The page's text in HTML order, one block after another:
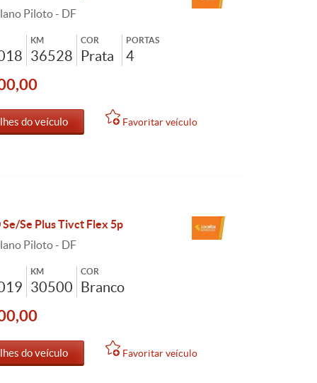
Piloto - DF
KM
36528
COR
Prata
PORTAS
4
do veículo Favoritar veículo
Se/Se Plus Tivct Flex 5p
Piloto - DF
KM
30500
COR
Branco
do veículo Favoritar veículo